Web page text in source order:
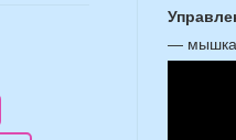
— мышка;